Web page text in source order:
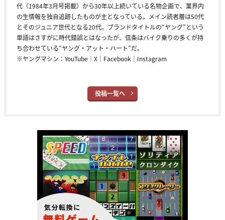
代（1984年3月号掲載）から30年以上続いている名物企画で、業界内
の生情報を独自追跡したものが主となっている。メイン読者層は50代
とそのジュニア世代となる20代。ブランドタイトルの“ヤング”という
単語はさすがに時代錯誤とはなったが、信条はバイク乗りの多くが持
ち合わせている“ヤング・アット・ハート”だ。
※ヤングマシン： YouTube ｜ X ｜ Facebook ｜ Instagram
投稿一覧へ